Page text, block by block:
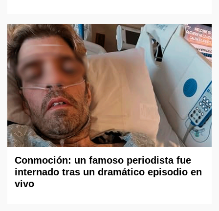
Conmoción: un famoso periodista fue
internado tras un dramático episodio en
vivo